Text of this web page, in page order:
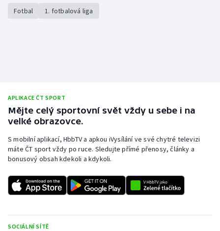
Fotbal 1. fotbalová liga
APLIKACE ČT SPORT
Mějte celý sportovní svět vždy u sebe i na
velké obrazovce.
S mobilní aplikací, HbbTV a apkou iVysílání ve své chytré televizi
máte ČT sport vždy po ruce. Sledujte přímé přenosy, články a
bonusový obsah kdekoli a kdykoli.
SOCIÁLNÍ SÍTĚ